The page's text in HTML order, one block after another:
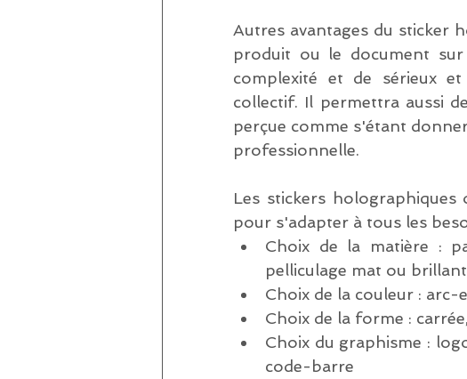
Autres avantages du sticker
produit ou le document
complexité et de sérieux
collectif. Il permettra aussi
perçue comme s'étant
professionnelle.
Les stickers
pour s'adapter à tous les
Choix de la matière :
pelliculage mat ou brillant
Choix de la couleur :
Choix de la forme :
Choix du graphisme :
code-barre